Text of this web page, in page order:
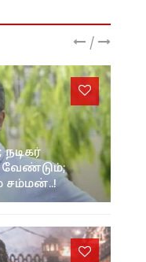
/
வேண்டும்;
சம்மன்..!